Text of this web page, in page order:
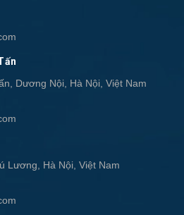
Dương Nội, Hà Nội, Việt Nam
Lương, Hà Nội, Việt Nam